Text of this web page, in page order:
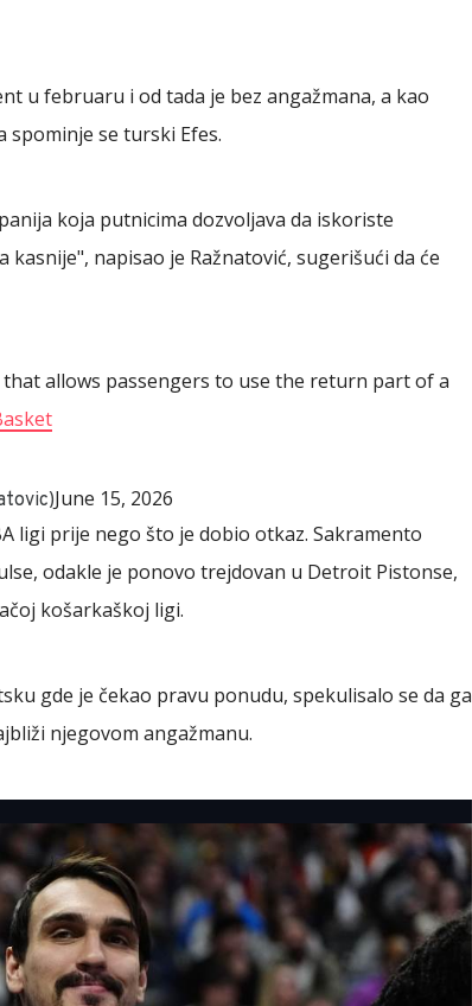
u februaru i od tada je bez angažmana, a kao
spominje se turski Efes.
koja putnicima dozvoljava da iskoriste
napisao je Ražnatović, sugerišući da će
allows passengers to use the return part of a
June 15, 2026
ligi prije nego što je dobio otkaz. Sakramento
odakle je ponovo trejdovan u Detroit Pistonse,
košarkaškoj ligi.
gde je čekao pravu ponudu, spekulisalo se da ga
njegovom angažmanu.